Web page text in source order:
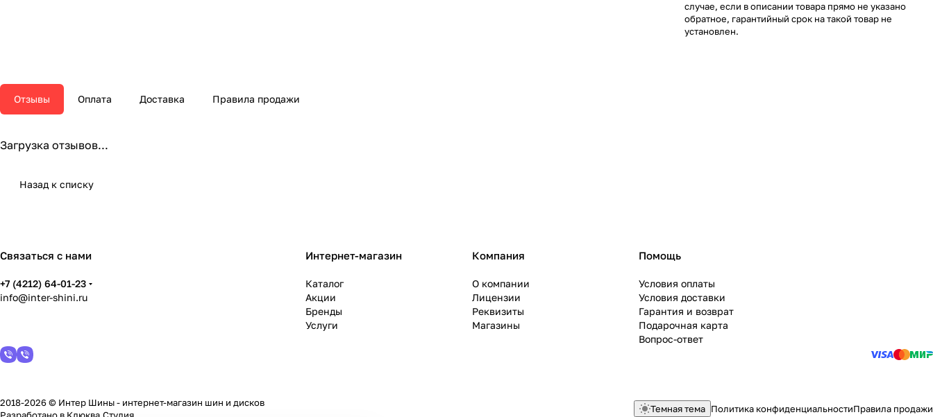
случае, если в описании товара прямо не указано
обратное, гарантийный срок на такой товар не
установлен.
Отзывы Оплата Доставка Правила продажи
Загрузка отзывов...
Назад к списку
Связаться с нами
+7 (4212) 64-01-23
info@inter-shini.ru
Интернет-магазин
Каталог
Акции
Бренды
Услуги
Компания
О компании
Лицензии
Реквизиты
Магазины
Помощь
Условия оплаты
Условия доставки
Гарантия и возврат
Подарочная карта
Вопрос-ответ
2018-2026 © Интер Шины - интернет-магазин шин и дисков
Темная тема Политика конфиденциальностиПравила продажи